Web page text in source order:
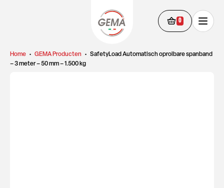
0
Home • GEMA Producten • SafetyLoad Automatisch oprolbare spanband
– 3 meter – 50 mm – 1.500 kg